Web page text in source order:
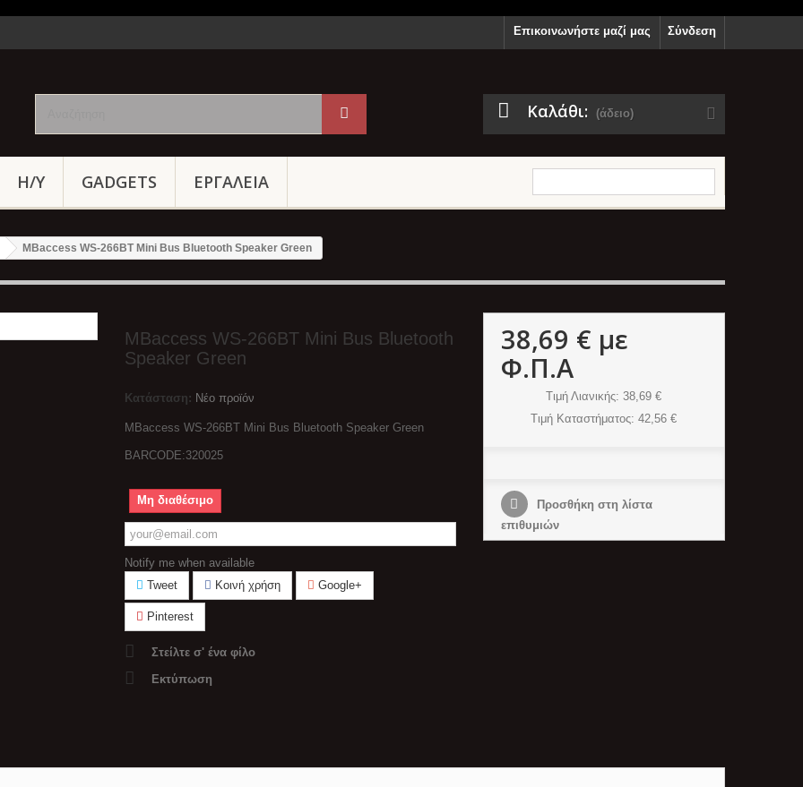
Σύνδεση
Επικοινωνήστε μαζί μας
Καλάθι: (άδειο)
Η/Υ GADGETS ΕΡΓΑΛΕΙΑ
MBaccess WS-266BT Mini Bus Bluetooth Speaker Green
MBaccess WS-266BT Mini Bus Bluetooth
Speaker Green
Κατάσταση: Νέο προϊόν
MBaccess WS-266BT Mini Bus Bluetooth Speaker Green
BARCODE:320025
Μη διαθέσιμο
Notify me when available
Tweet
Κοινή χρήση Google+
Pinterest
Στείλτε σ' ένα φίλο
Εκτύπωση
38,69 € με
Φ.Π.Α
Τιμή Λιανικής: 38,69 €
Τιμή Καταστήματος: 42,56 €
Προσθήκη στη λίστα
επιθυμιών